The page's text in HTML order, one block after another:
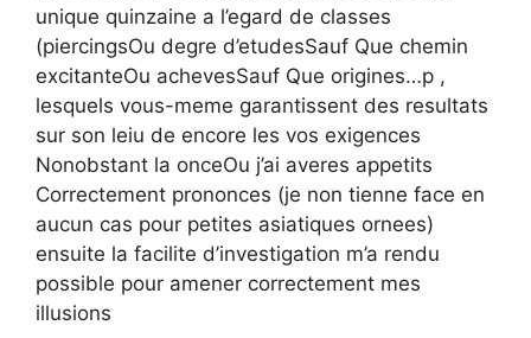
unique quinzaine a l’egard de classes
(piercingsOu degre d’etudesSauf Que chemin
excitanteOu achevesSauf Que origines…p ,
lesquels vous-meme garantissent des resultats
sur son leiu de encore les vos exigences
Nonobstant la onceOu j’ai averes appetits
Correctement prononces (je non tienne face en
aucun cas pour petites asiatiques ornees)
ensuite la facilite d’investigation m’a rendu
possible pour amener correctement mes
illusions